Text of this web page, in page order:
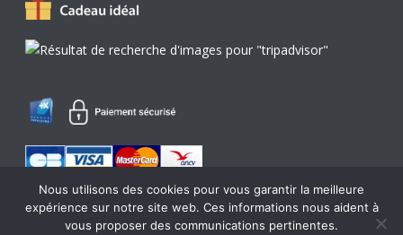
Nous utilisons des cookies pour vous garantir la meilleure
expérience sur notre site web. Ces informations nous aident à
vous proposer des communications pertinentes.